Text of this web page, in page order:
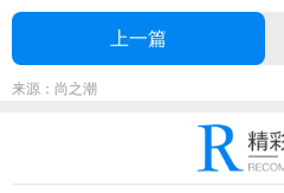
上一篇
来源：尚之潮